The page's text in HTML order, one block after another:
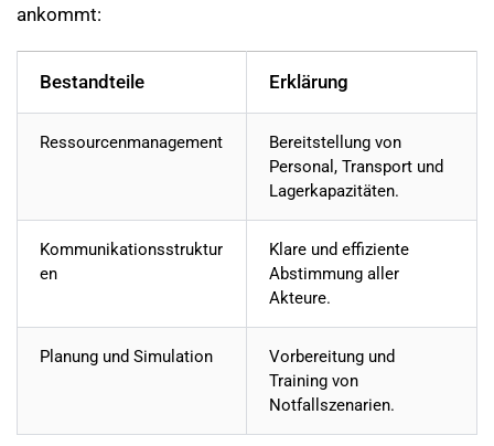
ankommt:
Bestandteile Erklärung
Ressourcenmanagement
Bereitstellung von
Personal, Transport und
Lagerkapazitäten.
Kommunikationsstruktur
en
Klare und effiziente
Abstimmung aller
Akteure.
Planung und Simulation
Vorbereitung und
Training von
Notfallszenarien.